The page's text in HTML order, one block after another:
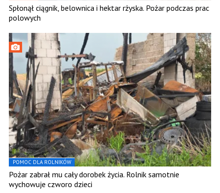
Spłonął ciągnik, belownica i hektar rżyska. Pożar podczas prac
polowych
POMOC DLA ROLNIKÓW
Pożar zabrał mu cały dorobek życia. Rolnik samotnie
wychowuje czworo dzieci